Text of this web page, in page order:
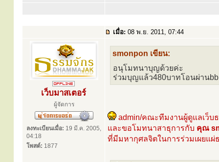
เมื่อ: 08 พ.ย. 2011, 07:44
เว็บมาสเตอร์
ผู้จัดการ
ลงทะเบียนเมื่อ: 19 มี.ค. 2005,
04:18
โพสต์: 1877
smonpon เขียน:
อนุโมทนาบุญด้วยค่ะ
ร่วมบุญแล้ว480บาทโอนผ่าน
admin/คณะทีมงานผู้ดูแลเว็
และขอโมทนาสาธุการกับ คุณ
ที่มีมหากุศลจิตในการร่วมเผยแผ่